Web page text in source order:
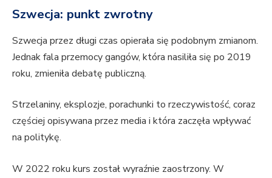
Szwecja: punkt zwrotny
Szwecja przez długi czas opierała się podobnym zmianom.
Jednak fala przemocy gangów, która nasiliła się po 2019
roku, zmieniła debatę publiczną.
Strzelaniny, eksplozje, porachunki to rzeczywistość, coraz
częściej opisywana przez media i która zaczęła wpływać
na politykę.
W 2022 roku kurs został wyraźnie zaostrzony. W